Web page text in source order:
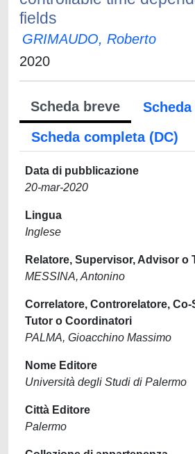
fields
GRIMAUDO, Roberto
2020
Scheda breve
Scheda completa (DC)
Data di pubblicazione
20-mar-2020
Lingua
Inglese
Relatore, Supervisor, Advisor o
MESSINA, Antonino
Correlatore, Controrelatore,
Tutor o Coordinatori
PALMA, Gioacchino Massimo
Nome Editore
Università degli Studi di Palermo
Città Editore
Palermo